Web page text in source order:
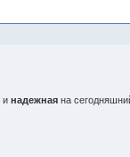
инадежная на